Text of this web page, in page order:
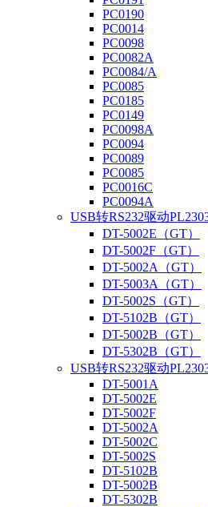
PC0190
PC0014
PC0098
PC0082A
PC0084/A
PC0085
PC0185
PC0149
PC0098A
PC0094
PC0089
PC0085
PC0016C
PC0094A
USB转RS232驱动
DT-5002E（GT）
DT-5002F（GT）
DT-5002A（GT）
DT-5003A（GT）
DT-5002S（GT）
DT-5102B（GT）
DT-5002B（GT）
DT-5302B（GT）
USB转RS232驱动
DT-5001A
DT-5002E
DT-5002F
DT-5002A
DT-5002C
DT-5002S
DT-5102B
DT-5002B
DT-5302B